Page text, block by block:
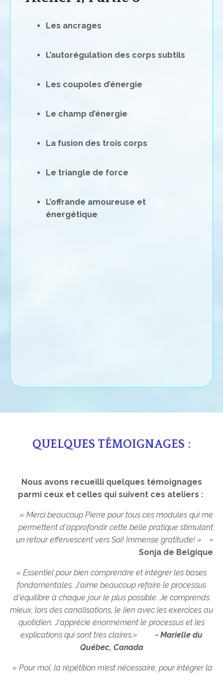
Les ancrages
L’autorégulation des corps subtils
Les coupoles d’énergie
Le champ d’énergie
La fusion des trois corps
Le triangle de force
L’offrande amoureuse et
énergétique
QUELQUES TÉMOIGNAGES :
Nous avons recueilli quelques témoignages
parmi ceux et celles qui suivent ces ateliers :
« Merci beaucoup Pierre pour tous ces modules qui me
permettent d'approfondir cette belle pratique stimulant
un retour effervescent vers Soi! Immense gratitude! »
-
Sonja de Belgique
« Essentiel pour bien comprendre et intégrer les bases
fondamentales. J'aime beaucoup refaire le processus
d'équilibre à chaque jour le plus possible. Je comprends
mieux, lors des canalisations, le lien avec les exercices au
quotidien. J'apprécie énormément le processus et les
explications qui sont très claires.»
- Marielle du
Québec, Canada
« Pour moi, la répétition m’est nécessaire, pour intégrer la